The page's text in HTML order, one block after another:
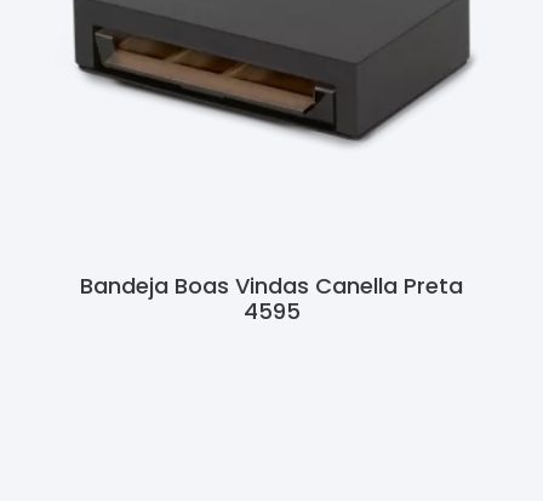
Bandeja Boas Vindas Canella Preta
4595